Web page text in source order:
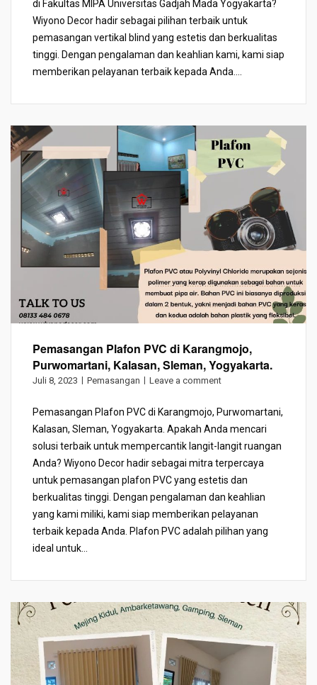
di Fakultas MIPA Universitas Gadjah Mada Yogyakarta?
Wiyono Decor hadir sebagai pilihan terbaik untuk
pemasangan vertikal blind yang estetis dan berkualitas
tinggi. Dengan pengalaman dan keahlian kami, kami siap
memberikan pelayanan terbaik kepada Anda....
Pemasangan Plafon PVC di Karangmojo,
Purwomartani, Kalasan, Sleman, Yogyakarta.
Juli 8, 2023 Pemasangan Leave a comment
Pemasangan Plafon PVC di Karangmojo, Purwomartani,
Kalasan, Sleman, Yogyakarta. Apakah Anda mencari
solusi terbaik untuk mempercantik langit-langit ruangan
Anda? Wiyono Decor hadir sebagai mitra terpercaya
untuk pemasangan plafon PVC yang estetis dan
berkualitas tinggi. Dengan pengalaman dan keahlian
yang kami miliki, kami siap memberikan pelayanan
terbaik kepada Anda. Plafon PVC adalah pilihan yang
ideal untuk...